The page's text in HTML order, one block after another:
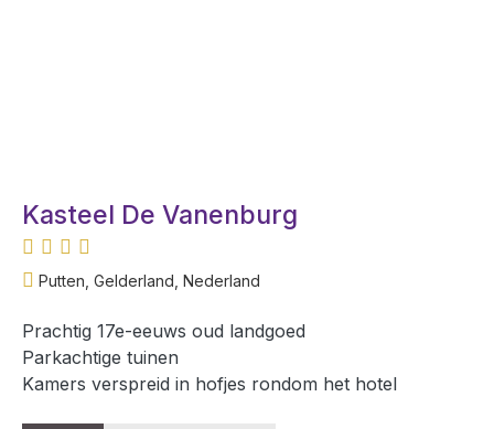
Kasteel De Vanenburg
Putten, Gelderland, Nederland
Prachtig 17e-eeuws oud landgoed
Parkachtige tuinen
Kamers verspreid in hofjes rondom het hotel